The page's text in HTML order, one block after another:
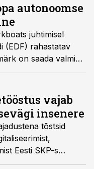
autonoomse
juhtimisel
(EDF) rahastatav
on saada valmis
vajab
insenere
tõstsid
Eesti SKP-s
ja erasektori